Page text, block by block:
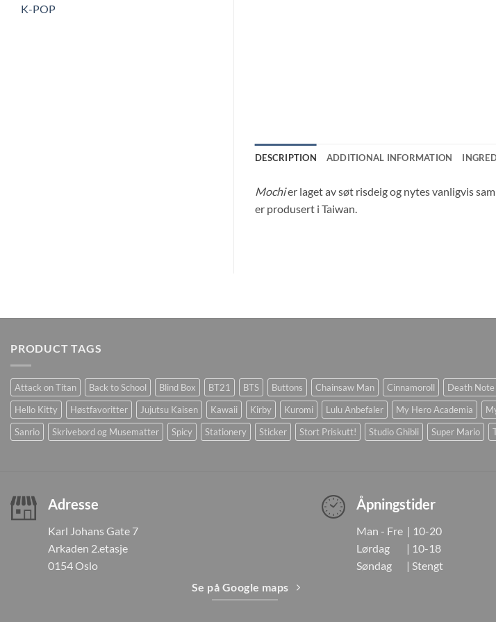
K-POP
DESCRIPTION ADDITIONAL INFORMATION
Mochier laget av søt risdeig og nytes vanligvis
er produsert i Taiwan.
PRODUCT TAGS
Attack on Titan Back to School Blind Box BT21 BTS Buttons Chainsaw Man Cinnamoroll Death Note
Hello Kitty
Høstfavoritter Jujutsu Kaisen Kawaii Kirby Kuromi Lulu Anbefaler My Hero Academia
Sanrio
Skrivebord og Musematter Spicy Stationery Sticker Stort Priskutt! Studio Ghibli Super Mario
Adresse
Karl Johans Gate 7
Arkaden 2.etasje
0154 Oslo
Se på Google maps
Åpningstider
Man - Fre | 10-20
Lørdag | 10-18
Søndag | Stengt